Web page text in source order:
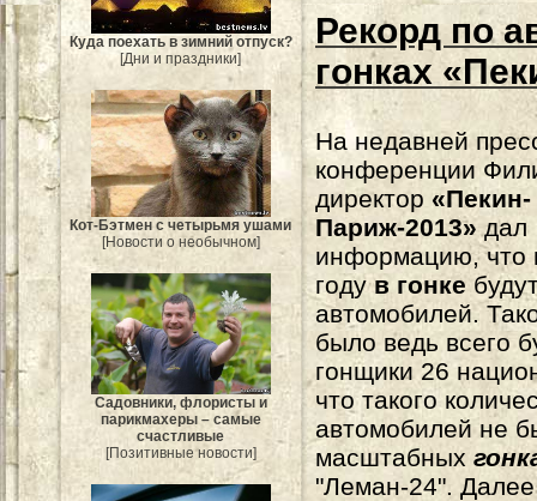
Куда поехать в зимний отпуск?
[Дни и праздники]
Кот-Бэтмен с четырьмя ушами
[Новости о необычном]
Садовники, флористы и
парикмахеры – самые
счастливые
[Позитивные новости]
Рекорд по
гонках
На недавней
конференции
директор «Пекин-
Париж-2013»дал
информацию, что
годув гонке
автомобилей.
было ведь всего
гонщики 26
что такого
автомобилей не
масштабных
"Леман-24".